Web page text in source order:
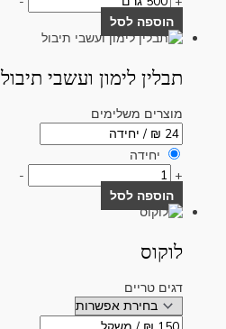
הוספה לסל
תבלין לימון ועשבי תיבול
מוצרים משלימים
יחידה
+
-
הוספה לסל
לוקוס
דגים טריים